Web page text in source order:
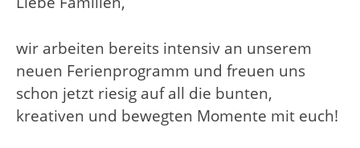
wir arbeiten bereits intensiv an unserem
neuen Ferienprogramm und freuen uns
schon jetzt riesig auf all die bunten,
kreativen und bewegten Momente mit euch!